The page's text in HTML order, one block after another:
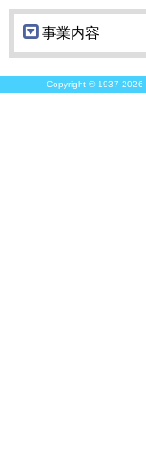
事業内容
Copyright © 1937-2026